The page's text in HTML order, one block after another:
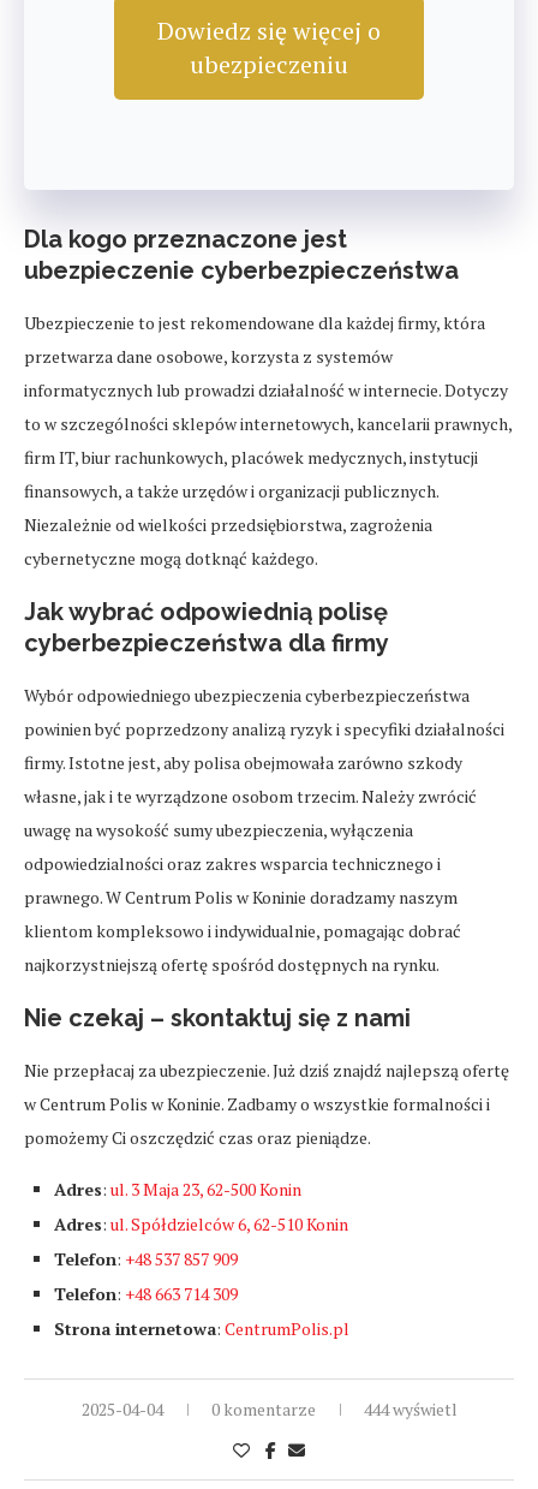
Dowiedz się więcej o
ubezpieczeniu
Dla kogo przeznaczone jest
ubezpieczenie cyberbezpieczeństwa
Ubezpieczenie to jest rekomendowane dla każdej firmy, która
przetwarza dane osobowe, korzysta z systemów
informatycznych lub prowadzi działalność w internecie. Dotyczy
to w szczególności sklepów internetowych, kancelarii prawnych,
firm IT, biur rachunkowych, placówek medycznych, instytucji
finansowych, a także urzędów i organizacji publicznych.
Niezależnie od wielkości przedsiębiorstwa, zagrożenia
cybernetyczne mogą dotknąć każdego.
Jak wybrać odpowiednią polisę
cyberbezpieczeństwa dla firmy
Wybór odpowiedniego ubezpieczenia cyberbezpieczeństwa
powinien być poprzedzony analizą ryzyk i specyfiki działalności
firmy. Istotne jest, aby polisa obejmowała zarówno szkody
własne, jak i te wyrządzone osobom trzecim. Należy zwrócić
uwagę na wysokość sumy ubezpieczenia, wyłączenia
odpowiedzialności oraz zakres wsparcia technicznego i
prawnego. W Centrum Polis w Koninie doradzamy naszym
klientom kompleksowo i indywidualnie, pomagając dobrać
najkorzystniejszą ofertę spośród dostępnych na rynku.
Nie czekaj – skontaktuj się z nami
Nie przepłacaj za ubezpieczenie. Już dziś znajdź najlepszą ofertę
w Centrum Polis w Koninie. Zadbamy o wszystkie formalności i
pomożemy Ci oszczędzić czas oraz pieniądze.
Adres: ul. 3 Maja 23, 62-500 Konin
Adres: ul. Spółdzielców 6, 62-510 Konin
Telefon: +48 537 857 909
Telefon: +48 663 714 309
Strona internetowa: CentrumPolis.pl
2025-04-04 0 komentarze 444 wyświetl